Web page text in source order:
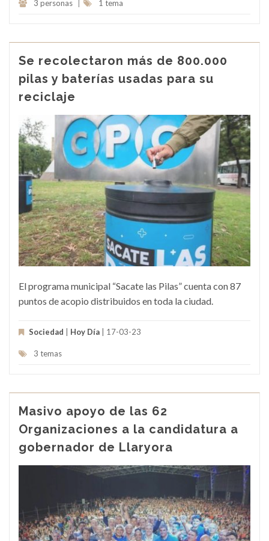
3 personas | 1 tema
Se recolectaron más de 800.000
pilas y baterías usadas para su
reciclaje
El programa municipal “Sacate las Pilas” cuenta con 87
puntos de acopio distribuidos en toda la ciudad.
Sociedad Hoy Día | 17-03-23
3 temas
Masivo apoyo de las 62
Organizaciones a la candidatura a
gobernador de Llaryora